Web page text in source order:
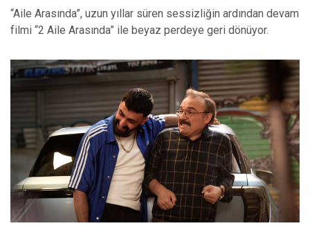
“Aile Arasında”, uzun yıllar süren sessizliğin ardından devam
filmi “2 Aile Arasında” ile beyaz perdeye geri dönüyor.